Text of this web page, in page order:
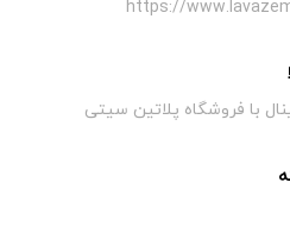
https://
با فروشگاه پلاتین سیتی